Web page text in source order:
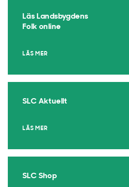
Läs Landsbygdens
Folk online
LÄS MER
SLC Aktuellt
LÄS MER
SLC Shop